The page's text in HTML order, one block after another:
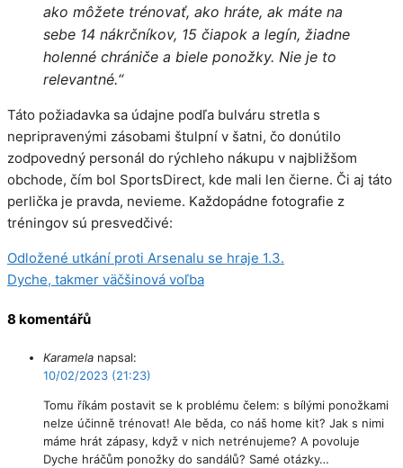
ako môžete trénovať, ako hráte, ak máte na
sebe 14 nákrčníkov, 15 čiapok a legín, žiadne
holenné chrániče a biele ponožky. Nie je to
relevantné.“
Táto požiadavka sa údajne podľa bulváru stretla s
nepripravenými zásobami štulpní v šatni, čo donútilo
zodpovedný personál do rýchleho nákupu v najbližšom
obchode, čím bol SportsDirect, kde mali len čierne. Či aj táto
perlička je pravda, nevieme. Každopádne fotografie z
tréningov sú presvedčivé:
Odložené utkání proti Arsenalu se hraje 1.3.
Dyche, takmer väčšinová voľba
8 komentářů
Karamela napsal:
10/02/2023 (21:23)
Tomu říkám postavit se k problému čelem: s bílými ponožkami
nelze účinně trénovat! Ale běda, co náš home kit? Jak s nimi
máme hrát zápasy, když v nich netrénujeme? A povoluje
Dyche hráčům ponožky do sandálů? Samé otázky…